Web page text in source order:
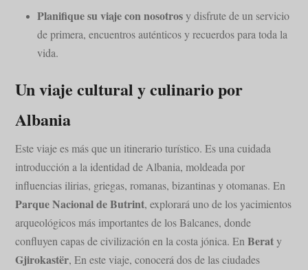
Planifique su viaje con nosotrosy disfrute de un servicio
de primera, encuentros auténticos y recuerdos para toda la
vida.
Un viaje cultural y culinario por
Albania
Este viaje es más que un itinerario turístico. Es una cuidada
introducción a la identidad de Albania, moldeada por
influencias ilirias, griegas, romanas, bizantinas y otomanas. En
Parque Nacional de Butrint, explorará uno de los yacimientos
arqueológicos más importantes de los Balcanes, donde
confluyen capas de civilización en la costa jónica. En Beraty
Gjirokastër, En este viaje, conocerá dos de las ciudades